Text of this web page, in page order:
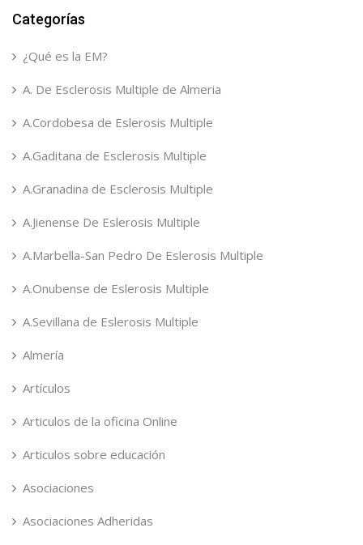
Categorías
¿Qué es la EM?
A. De Esclerosis Multiple de Almeria
A.Cordobesa de Eslerosis Multiple
A.Gaditana de Esclerosis Multiple
A.Granadina de Esclerosis Multiple
A.Jienense De Eslerosis Multiple
A.Marbella-San Pedro De Eslerosis Multiple
A.Onubense de Eslerosis Multiple
A.Sevillana de Eslerosis Multiple
Almería
Artículos
Articulos de la oficina Online
Articulos sobre educación
Asociaciones
Asociaciones Adheridas